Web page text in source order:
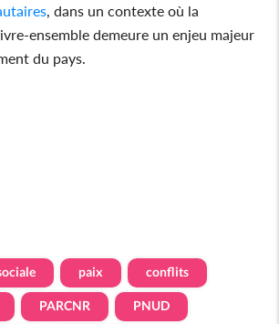
, dans un contexte où la
ensemble demeure un enjeu majeur
du pays.
paix conflits
PARCNR PNUD